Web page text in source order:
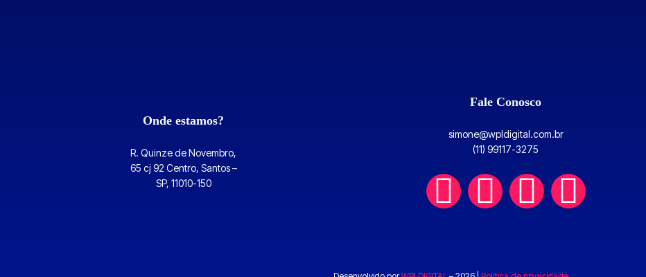
Onde estamos?
R. Quinze de Novembro,
65 cj 92 Centro, Santos –
SP, 11010-150
Fale Conosco
simone@wpldigital.com.br
(11) 99117-3275
W F I
L